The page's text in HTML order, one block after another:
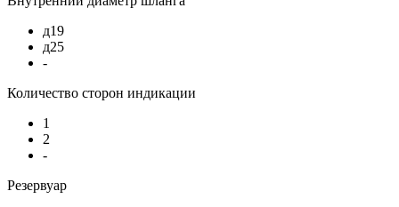
д19
д25
-
Количество сторон индикации
1
2
-
Резервуар